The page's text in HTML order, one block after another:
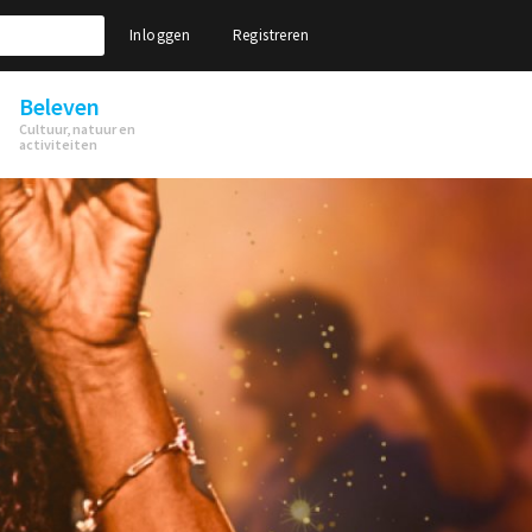
Inloggen Registreren
Beleven
Cultuur, natuur en
activiteiten